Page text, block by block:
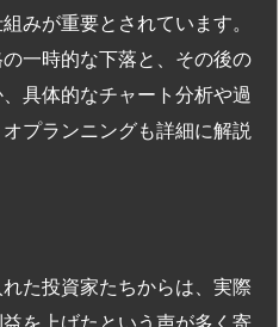
みが重要とされています。
一時的な下落と、その後の
具体的なチャート分析や過
プランニングも詳細に解説
た投資家たちからは、実際